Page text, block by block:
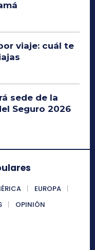
viaje: cuál te
sede de la
Seguro 2026
EUROPA
OPINIÓN